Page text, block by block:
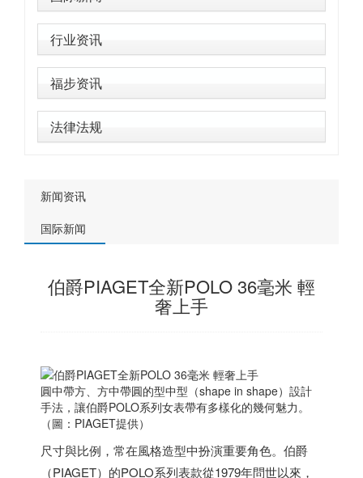
行业资讯
福步资讯
法律法规
新闻资讯
国际新闻
伯爵PIAGET全新POLO 36毫米 輕
奢上手
圓中帶方、方中帶圓的型中型（shape in shape）設計
手法，讓伯爵POLO系列女表帶有多樣化的幾何魅力。
（圖：PIAGET提供）
尺寸與比例，常在風格造型中扮演重要角色。伯爵
（PIAGET）的POLO系列表款從1979年問世以來，